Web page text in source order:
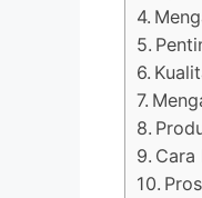
Cara